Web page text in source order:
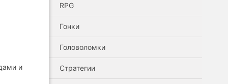
и
RPG
Гонки
Головоломки
Стратегии